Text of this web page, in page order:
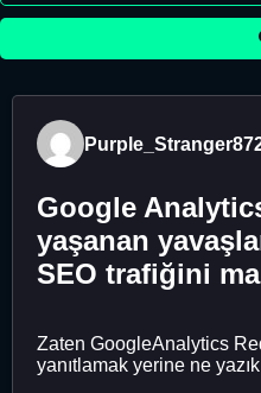
Google
yaşanan
SEO trafiğini
Zaten GoogleAnalytics
yanıtlamak yerine ne